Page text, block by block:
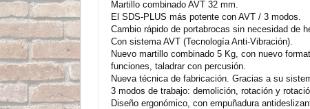
Martillo combinado AVT 32 mm.
El SDS-PLUS más potente con AVT / 3 modos.
Cambio rápido de portabrocas sin necesidad de
Con sistema AVT (Tecnología Anti-Vibración).
Nuevo martillo combinado 5 Kg, con nuevo
funciones, taladrar con percusión.
Nueva técnica de fabricación. Gracias a su
3 modos de trabajo: demolición, rotación y
Diseño ergonómico, con empuñadura